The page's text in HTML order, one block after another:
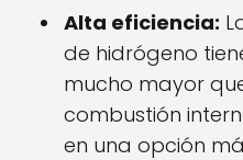
Alta eficiencia:
de hidrógeno
mucho mayor
combustión
en una opción